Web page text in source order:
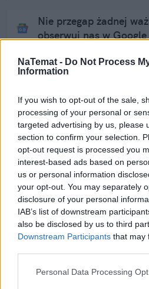
NaTemat - Do Not Process
Information
If you wish to opt-out of the sale,
processing of your personal or
targeted advertising by us, please
section to confirm your selection.
opt-out request is processed you
interest-based ads based on
us or personal information
your opt-out. You may separately
disclosure of your personal
IAB’s list of downstream
also be disclosed by us to third
Downstream Participants that may
Personal Data Processing
Nie przegap żadnej
obserwuj nas w Google
Więcej:
Muzyka Zakupy
Dawid
Obserwuj